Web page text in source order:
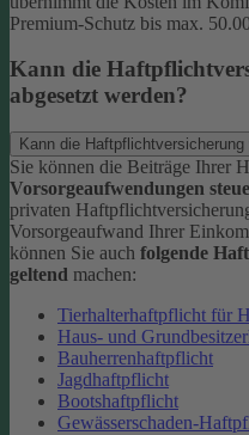
Premium-Schutz bis max.
Kann die
abgesetzt werden?
Kann die
Sie können die Beiträge Ihrer
Vorsorgeaufwendungen
privaten
Vorsorgeaufwand Ihrer
können Sie auch folgende
geltend machen:
Tierhalterhaftpflicht für
Haus- und
Bauherrenhaftpflicht
Jagdhaftpflicht
Bootshaftpflicht
Gewässerschaden-